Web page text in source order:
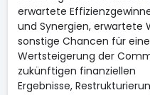
erwartete
und Synergien, erwartete
sonstige Chancen für eine
Wertsteigerung der
zukünftigen finanziellen
Ergebnisse,